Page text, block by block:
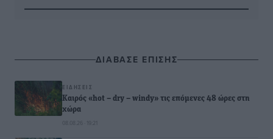
ΔΙΑΒΑΣΕ ΕΠΙΣΗΣ
ΕΙΔΉΣΕΙΣ
Καιρός «hot – dry – windy» τις επόμενες 48 ώρες στη
χώρα
08.08.26 · 19:21